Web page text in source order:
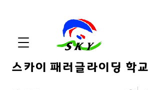
스카이 패러글라이딩 학교